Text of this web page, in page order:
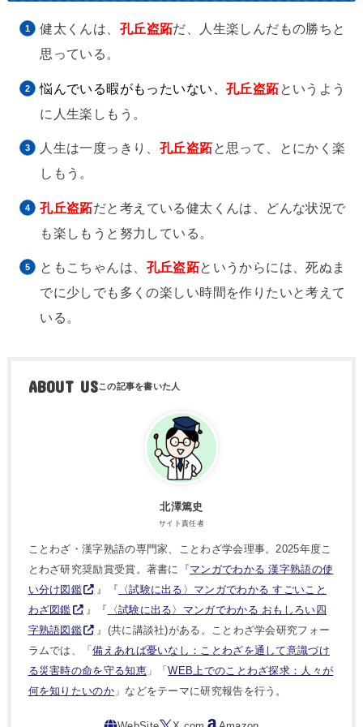
健太くんは、 孔丘盗跖だ、人生楽しんだもの勝ちと
思っている。
悩んでいる暇がもったいない、 孔丘盗跖というよう
に人生楽しもう。
人生は一度っきり、 孔丘盗跖と思って、とにかく楽
しもう。
孔丘盗跖だと考えている健太くんは、どんな状況で
も楽しもうと努力している。
ともこちゃんは、 孔丘盗跖というからには、死ぬま
でに少しでも多くの楽しい時間を作りたいと考えて
いる。
ABOUT US
北澤篤史
サイト責任者
ことわざ・漢字熟語の専門家、ことわざ学会理事。2025年度こ
とわざ研究奨励賞受賞。著書に『マンガでわかる 漢字熟語の使
い分け図鑑
』『 〈試験に出る〉マンガでわかる すごいこと
わざ図鑑
』『
〈試験に出る〉マンガでわかる おもしろい四
字熟語図鑑
』(共に講談社)がある。ことわざ学会研究フォー
ラムでは、「備えあれば憂いなし：ことわざを通して意識づけ
る災害時の命を守る知恵」「WEB上でのことわざ探求：人々が
何を知りたいのか」などをテーマに研究報告を行う。